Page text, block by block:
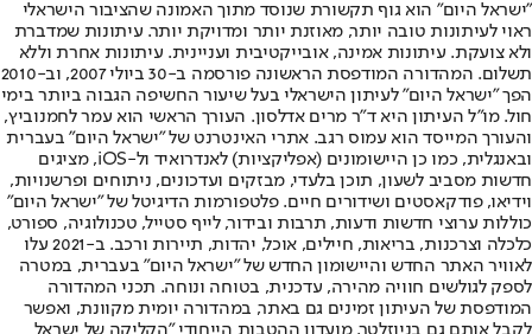
"ישראל היום" הוא גוף תקשורת שנוסד מתוך האמונה שהציבור הישראלי
ראוי לעיתונות טובה יותר, מאוזנת יותר ומדויקת יותר. עיתונות שמדברת
ולא צועקת. עיתונות אמינה, אובייקטיבית ועניינית. עיתונות אחרת וללא
תשלום. המהדורה המודפסת הראשונה פורסמה ב-30 ביולי 2007, וב-2010
הפך "ישראל היום" לעיתון הישראלי בעל שיעור החשיפה הגבוה ביותר בימי
חול. מו"ל העיתון היא ד"ר מרים אדלסון. העורך הראשי הוא עמר לחמנוביץ,
והעורך המייסד הוא עמוס רגב. אתרי האינטרנט של "ישראל היום" בעברית
ובאנגלית, כמו כן היישומונים (אפליקציות) לאנדרואיד ול-iOS, מציגים
חדשות מסביב לשעון, תוכן בלעדי, מבזקים ועדכונים, ניתוחים ופרשנויות,
וידיאו, פודקאסטים ושידורים חיים. פלטפורמות הדיגיטל של "ישראל היום"
כוללות ערוצי חדשות ודעות, תרבות ובידור, לייף סטייל, טכנולוגיה, ספורט,
כלכלה וצרכנות, בריאות, חיילים, אוכל, יהדות, תיירות ורכב. ב-2021 עלו
לאוויר האתר החדש והיישומון החדש של "ישראל היום" בעברית, במטרה
לספק לגולשים חוויה מהירה, עדכנית, בטוחה ונוחה. תכני המהדורה
המודפסת של העיתון זמינים גם באתר, במהדורה יומית מקוונת, ואפשר